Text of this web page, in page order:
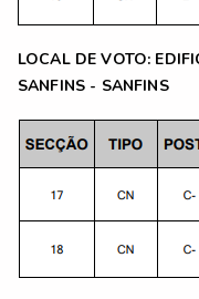
LOCAL DE VOTO:
SANFINS - SANFINS